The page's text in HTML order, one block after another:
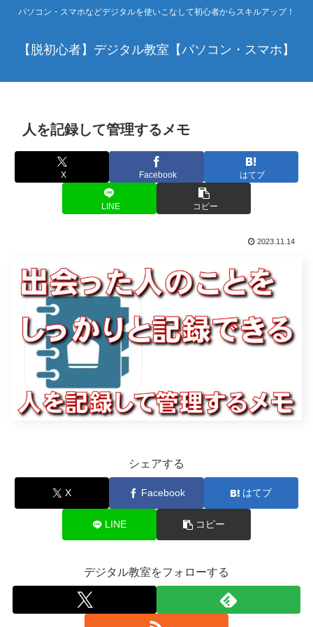
パソコン・スマホなどデジタルを使いこなして初心者からスキルアップ！
【脱初心者】デジタル教室【パソコン・スマホ】
人を記録して管理するメモ
X Facebook はてブ
LINE コピー
2023.11.14
シェアする
X Facebook はてブ
LINE コピー
デジタル教室をフォローする